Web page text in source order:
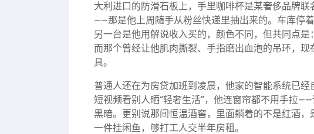
大利进口的防滑石板上，手里咖啡杯是某奢侈品牌
——那是他上周随手从粉丝快递里抽出来的。车库停
另一台是他用解说收入买的，颜色不同，但共同点是
而那个曾经让他肌肉撕裂、手指磨出血泡的吊环，
具。
普通人还在为房贷加班到凌晨，他家的智能系统已
短视频看别人晒“轻奢生活”，他连窗帘都不用手拉
黑暗。更别说那间恒温酒窖，里面躺着的不是红酒
一件挂闲鱼，够打工人交半年房租。